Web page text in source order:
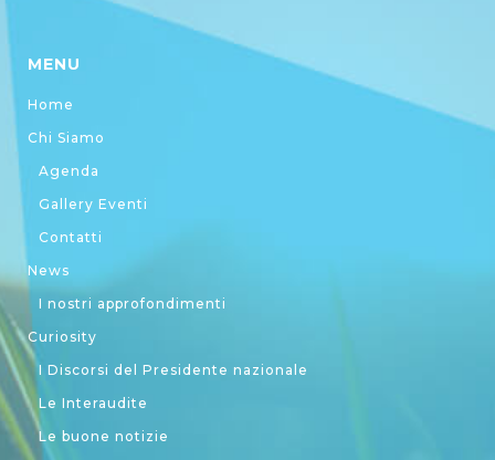
MENU
Home
Chi Siamo
Agenda
Gallery Eventi
Contatti
News
I nostri approfondimenti
Curiosity
I Discorsi del Presidente nazionale
Le Interaudite
Le buone notizie